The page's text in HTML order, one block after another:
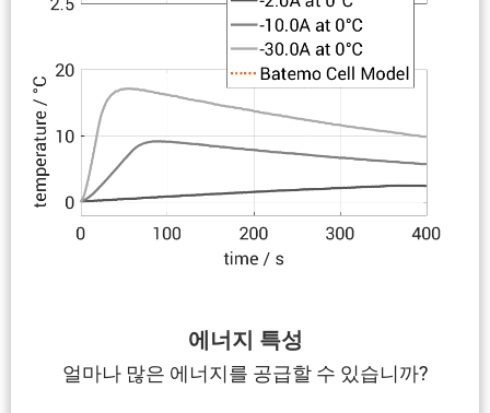
에너지 특성
얼마나 많은 에너지를 공급할 수 있습니까?